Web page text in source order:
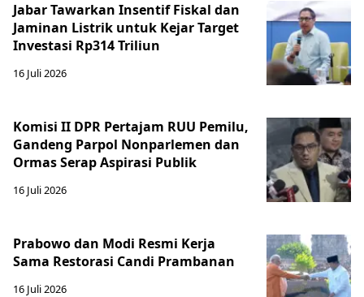
Jabar Tawarkan Insentif Fiskal dan
Jaminan Listrik untuk Kejar Target
Investasi Rp314 Triliun
16 Juli 2026
Komisi II DPR Pertajam RUU Pemilu,
Gandeng Parpol Nonparlemen dan
Ormas Serap Aspirasi Publik
16 Juli 2026
Prabowo dan Modi Resmi Kerja
Sama Restorasi Candi Prambanan
16 Juli 2026